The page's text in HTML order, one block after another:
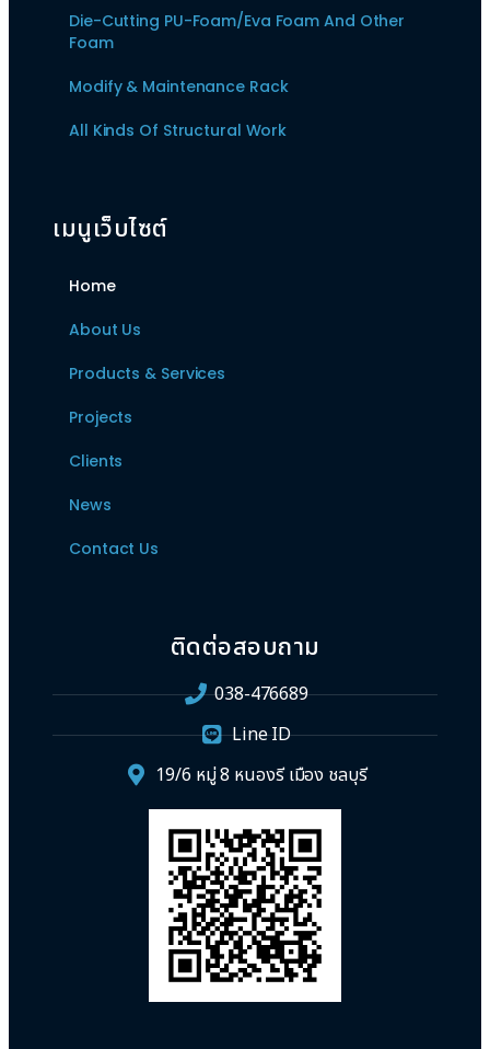
Die-Cutting PU-Foam/Eva Foam And Other
Foam
Modify & Maintenance Rack
All Kinds Of Structural Work
เมนูเว็บไซต์
Home
About Us
Products & Services
Projects
Clients
News
Contact Us
ติดต่อสอบถาม
038-476689
Line ID
19/6 หมู่ 8 หนองรี เมือง ชลบุรี